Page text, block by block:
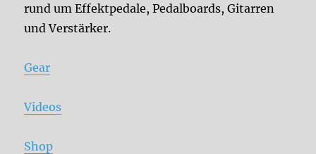
rund um Effektpedale, Pedalboards, Gitarren
und Verstärker.
Gear
Videos
Shop